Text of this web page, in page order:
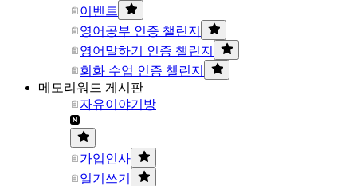
이벤트
영어공부 인증 챌린지
영어말하기 인증 챌린지
회화 수업 인증 챌린지
메모리워드 게시판
자유이야기방
가입인사
일기쓰기